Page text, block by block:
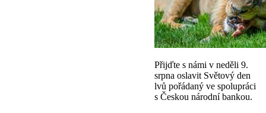
Přijďte s námi v neděli 9.
srpna oslavit Světový den
lvů pořádaný ve spolupráci
s Českou národní bankou.